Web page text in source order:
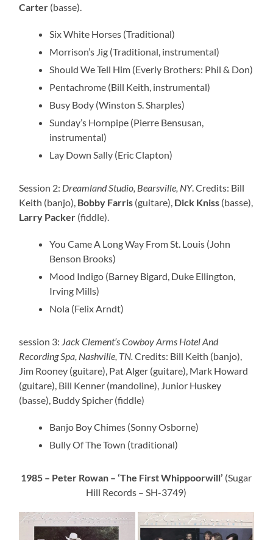
Carter (basse).
Six White Horses (Traditional)
Morrison’s Jig (Traditional, instrumental)
Should We Tell Him (Everly Brothers: Phil & Don)
Pentachrome (Bill Keith, instrumental)
Busy Body (Winston S. Sharples)
Sunday’s Hornpipe (Pierre Bensusan,
instrumental)
Lay Down Sally (Eric Clapton)
Session 2: Dreamland Studio, Bearsville, NY. Credits: Bill
Keith (banjo), Bobby Farris (guitare), Dick Kniss (basse),
Larry Packer (fiddle).
You Came A Long Way From St. Louis (John
Benson Brooks)
Mood Indigo (Barney Bigard, Duke Ellington,
Irving Mills)
Nola (Felix Arndt)
session 3: Jack Clement’s Cowboy Arms Hotel And
Recording Spa, Nashville, TN.Credits: Bill Keith (banjo),
Jim Rooney (guitare), Pat Alger (guitare), Mark Howard
(guitare), Bill Kenner (mandoline), Junior Huskey
(basse), Buddy Spicher (fiddle)
Banjo Boy Chimes (Sonny Osborne)
Bully Of The Town (traditional)
1985 – Peter Rowan – ‘The First Whippoorwill’ (Sugar
Hill Records – SH-3749)